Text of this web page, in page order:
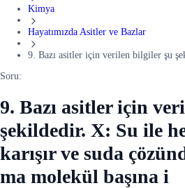
Kimya
Hayatımızda Asitler ve Bazlar
9. Bazı asitler için verilen bilgiler şu
Soru:
9. Bazı asitler için
şekildedir. X: Su ile
karışır ve suda
ma molekül başına i